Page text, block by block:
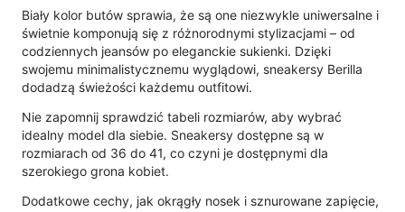
Biały kolor butów sprawia, że są one niezwykle uniwersalne i
świetnie komponują się z różnorodnymi stylizacjami – od
codziennych jeansów po eleganckie sukienki. Dzięki
swojemu minimalistycznemu wyglądowi, sneakersy Berilla
dodadzą świeżości każdemu outfitowi.
Nie zapomnij sprawdzić tabeli rozmiarów, aby wybrać
idealny model dla siebie. Sneakersy dostępne są w
rozmiarach od 36 do 41, co czyni je dostępnymi dla
szerokiego grona kobiet.
Dodatkowe cechy, jak okrągły nosek i sznurowane zapięcie,